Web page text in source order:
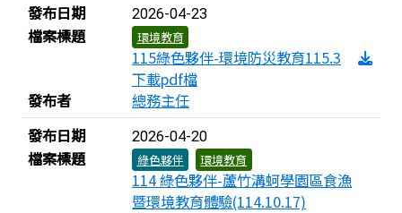
發布日期
2026-04-23
檔案標題 環境教育
115綠色夥伴-環境防災教育115.3
下載pdf檔
發布者
總務主任
發布日期
2026-04-20
檔案標題 綠色夥伴 環境教育
114 綠色夥伴-蘆竹溝蚵學園區食漁
暨環境教育體驗(114.10.17)